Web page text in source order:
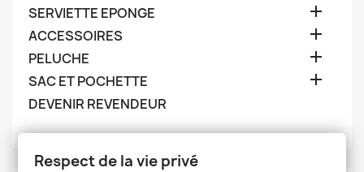
SERVIETTE EPONGE 
ACCESSOIRES 
PELUCHE 
SAC ET POCHETTE 
DEVENIR REVENDEUR
Respect de la vie privé